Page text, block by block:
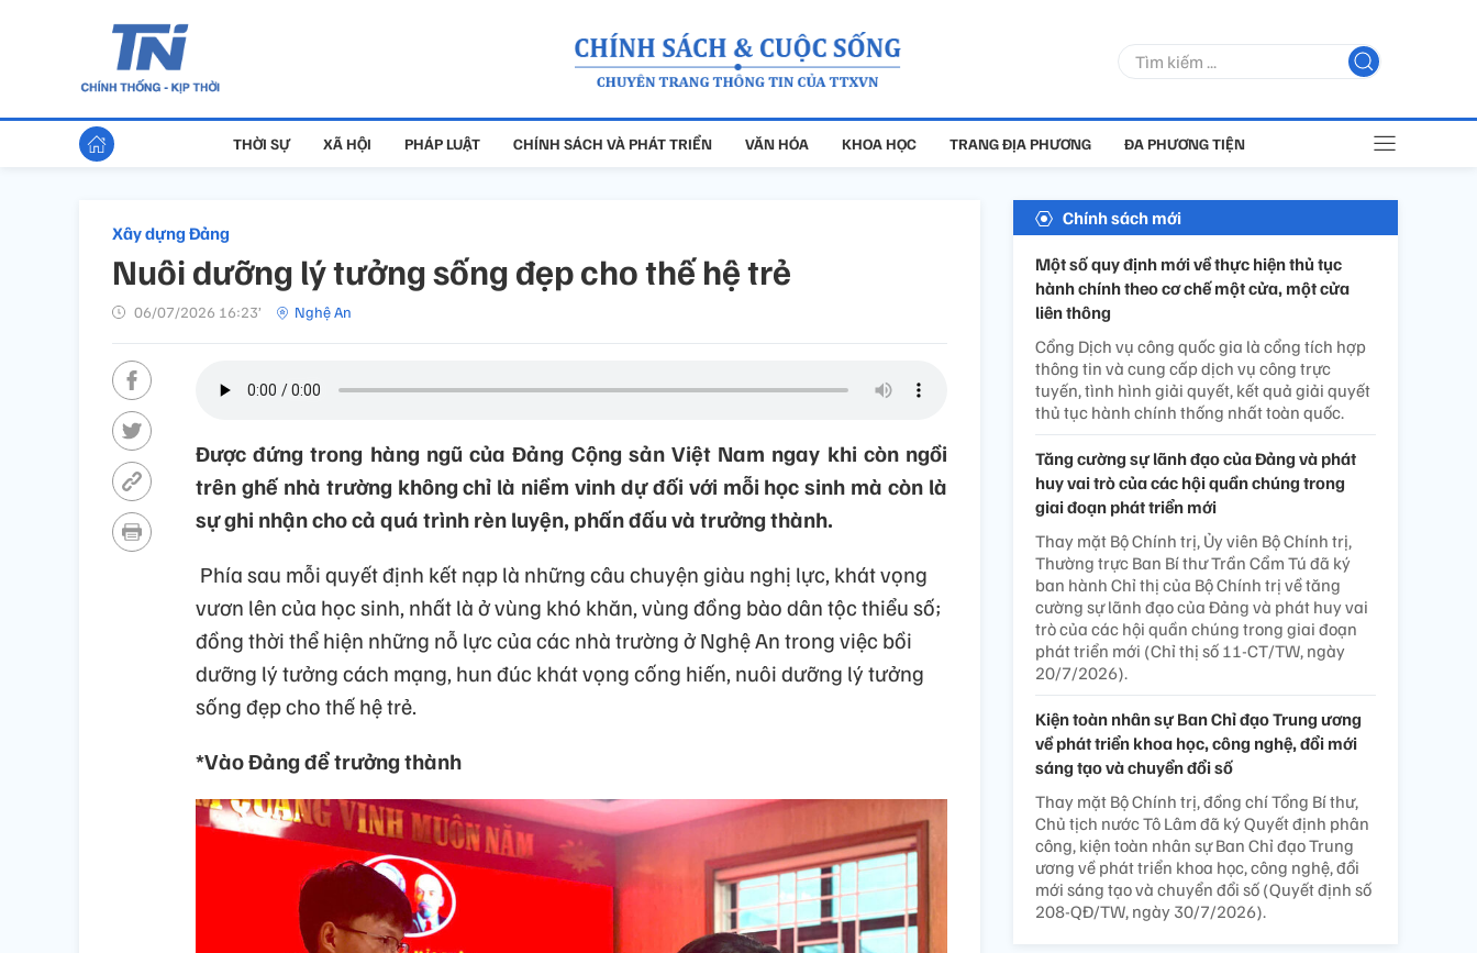
THỜI SỰ XÃ HỘI PHÁP LUẬT CHÍNH SÁCH VÀ PHÁT TRIỂN VĂN HÓA KHOA HỌC TRANG ĐỊA PHƯƠNG ĐA PHƯƠNG TIỆN
Xây dựng Đảng
Nuôi dưỡng lý tưởng sống đẹp cho thế hệ trẻ
06/07/2026 16:23’ Nghệ An
Được đứng trong hàng ngũ của Đảng Cộng sản Việt Nam ngay khi còn ngồi
trên ghế nhà trường không chỉ là niềm vinh dự đối với mỗi học sinh mà còn là
sự ghi nhận cho cả quá trình rèn luyện, phấn đấu và trưởng thành.
Phía sau mỗi quyết định kết nạp là những câu chuyện giàu nghị lực, khát vọng
vươn lên của học sinh, nhất là ở vùng khó khăn, vùng đồng bào dân tộc thiểu số;
đồng thời thể hiện những nỗ lực của các nhà trường ở Nghệ An trong việc bồi
dưỡng lý tưởng cách mạng, hun đúc khát vọng cống hiến, nuôi dưỡng lý tưởng
sống đẹp cho thế hệ trẻ.
*Vào Đảng để trưởng thành
Chính sách mới
Một số quy định mới về thực hiện thủ tục
hành chính theo cơ chế một cửa, một cửa
liên thông
Cổng Dịch vụ công quốc gia là cổng tích hợp
thông tin và cung cấp dịch vụ công trực
tuyến, tình hình giải quyết, kết quả giải quyết
thủ tục hành chính thống nhất toàn quốc.
Tăng cường sự lãnh đạo của Đảng và phát
huy vai trò của các hội quần chúng trong
giai đoạn phát triển mới
Thay mặt Bộ Chính trị, Ủy viên Bộ Chính trị,
Thường trực Ban Bí thư Trần Cẩm Tú đã ký
ban hành Chỉ thị của Bộ Chính trị về tăng
cường sự lãnh đạo của Đảng và phát huy vai
trò của các hội quần chúng trong giai đoạn
phát triển mới (Chỉ thị số 11-CT/TW, ngày
20/7/2026).
Kiện toàn nhân sự Ban Chỉ đạo Trung ương
về phát triển khoa học, công nghệ, đổi mới
sáng tạo và chuyển đổi số
Thay mặt Bộ Chính trị, đồng chí Tổng Bí thư,
Chủ tịch nước Tô Lâm đã ký Quyết định phân
công, kiện toàn nhân sự Ban Chỉ đạo Trung
ương về phát triển khoa học, công nghệ, đổi
mới sáng tạo và chuyển đổi số (Quyết định số
208-QĐ/TW, ngày 30/7/2026).